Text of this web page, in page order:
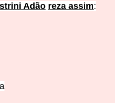
Adão reza assim: